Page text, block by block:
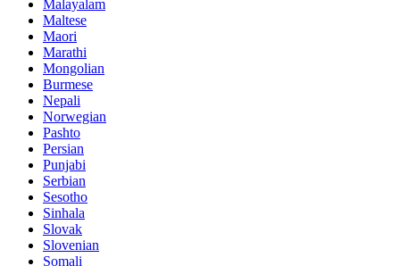
Malayalam
Maltese
Maori
Marathi
Mongolian
Burmese
Nepali
Norwegian
Pashto
Persian
Punjabi
Serbian
Sesotho
Sinhala
Slovak
Slovenian
Somali